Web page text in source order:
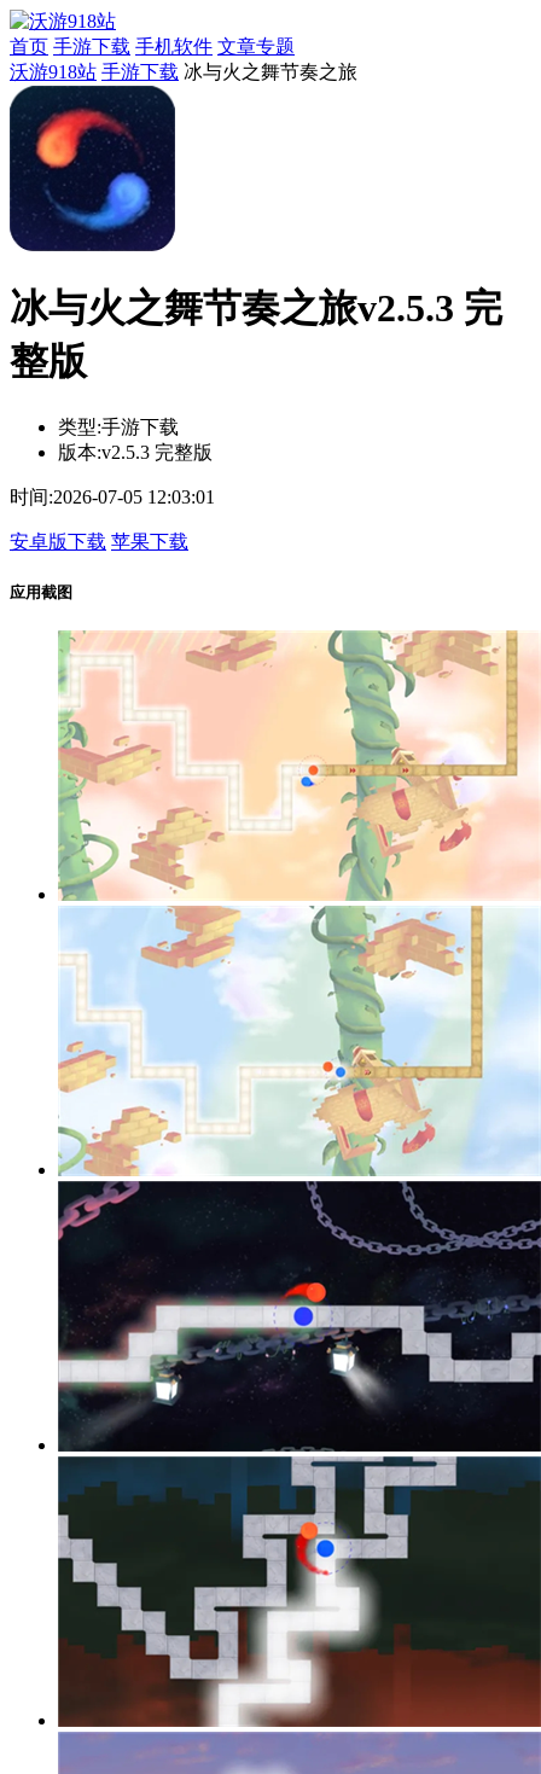
首页 手游下载 手机软件 文章专题
沃游918站 手游下载 冰与火之舞节奏之旅
冰与火之舞节奏之旅v2.5.3 完
整版
类型:手游下载
版本:v2.5.3 完整版
时间:2026-07-05 12:03:01
安卓版下载 苹果下载
应用截图